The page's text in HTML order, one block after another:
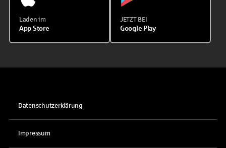
Laden im
App Store
JETZT BEI
Google Play
Datenschutzerklärung
Impressum